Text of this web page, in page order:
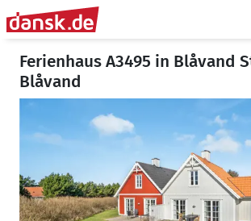
Ferienhaus A3495 in Blåvand
Blåvand